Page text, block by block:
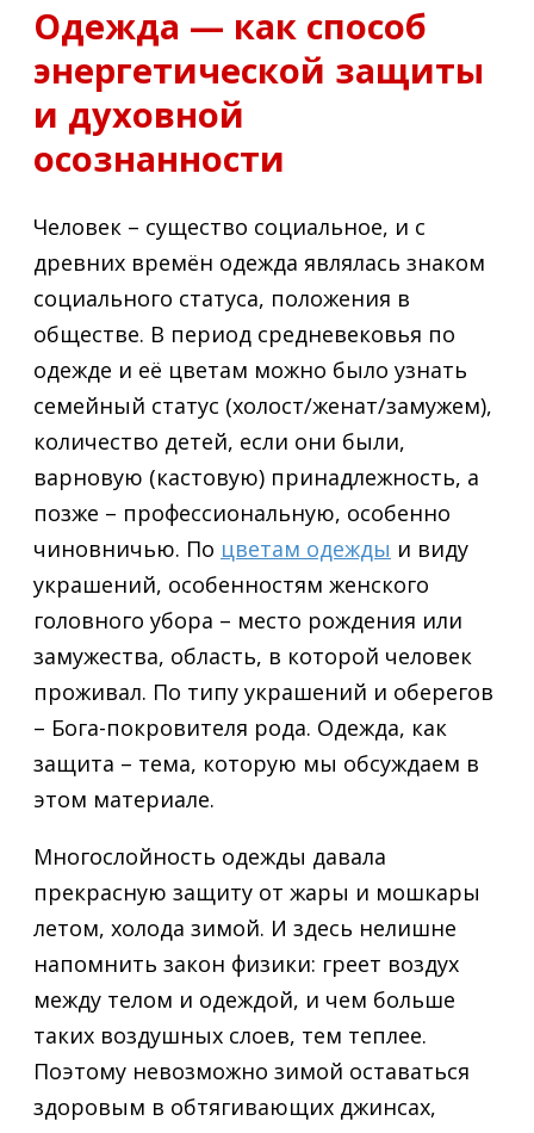
Одежда — как способ
энергетической защиты
и духовной
осознанности
Человек – существо социальное, и с
древних времён одежда являлась знаком
социального статуса, положения в
обществе. В период средневековья по
одежде и её цветам можно было узнать
семейный статус (холост/женат/замужем),
количество детей, если они были,
варновую (кастовую) принадлежность, а
позже – профессиональную, особенно
чиновничью. По цветам одежды и виду
украшений, особенностям женского
головного убора – место рождения или
замужества, область, в которой человек
проживал. По типу украшений и оберегов
– Бога-покровителя рода. Одежда, как
защита – тема, которую мы обсуждаем в
этом материале.
Многослойность одежды давала
прекрасную защиту от жары и мошкары
летом, холода зимой. И здесь нелишне
напомнить закон физики: греет воздух
между телом и одеждой, и чем больше
таких воздушных слоев, тем теплее.
Поэтому невозможно зимой оставаться
здоровым в обтягивающих джинсах,